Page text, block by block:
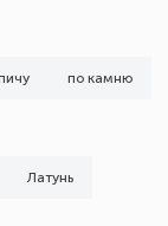
по камню
Латунь